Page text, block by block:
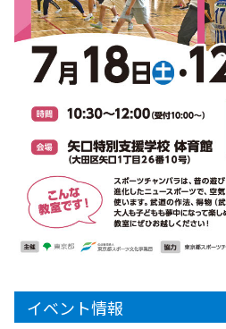
イベント情報